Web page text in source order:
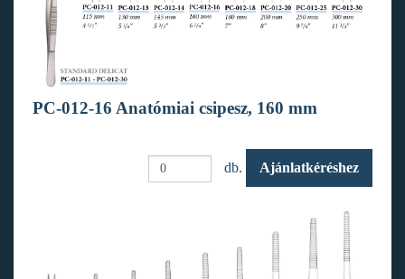
PC-012-16 Anatómiai csipesz, 160 mm
db. Ajánlatkéréshez